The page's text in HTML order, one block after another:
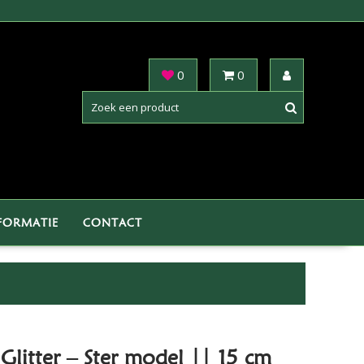
0 0
CONTACT
– Ster model || 15 cm